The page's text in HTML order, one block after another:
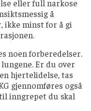
eller full narkose
å
ikke minst for å gi
noen forberedelser.
Er du over
hjertelidelse, tas
gjennomføres også
inngrepet du skal